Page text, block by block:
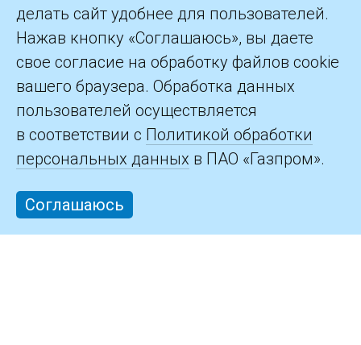
©2026 ПАО «Газпром»
Контакты
делать сайт удобнее для пользователей.
Нажав кнопку «Соглашаюсь», вы даете
свое согласие на обработку файлов cookie
вашего браузера. Обработка данных
пользователей осуществляется
в соответствии с Политикой обработки
персональных данных в ПАО «Газпром».
Соглашаюсь